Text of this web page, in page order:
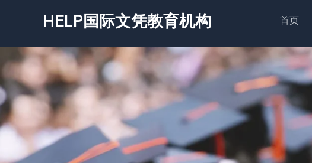
容
HELP国际文凭教育机构 首页